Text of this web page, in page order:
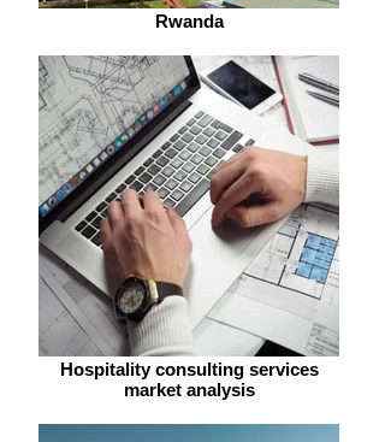
Rwanda
Hospitality consulting services
market analysis